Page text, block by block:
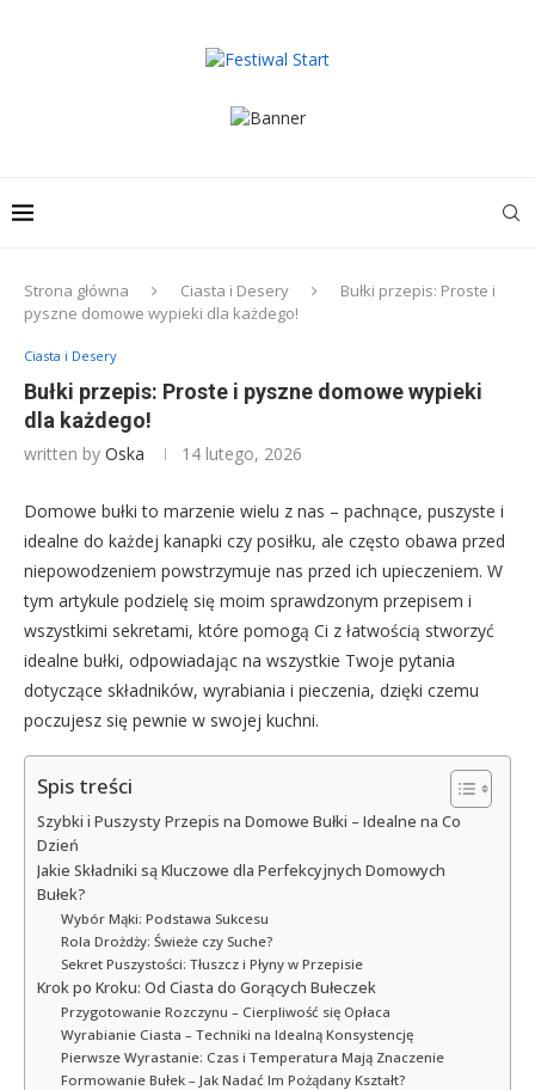
Strona główna Ciasta i Desery
Bułki przepis: Proste i
pyszne domowe wypieki dla każdego!
Ciasta i Desery
Bułki przepis: Proste i pyszne domowe wypieki
dla każdego!
written by Oska 14 lutego, 2026
Domowe bułki to marzenie wielu z nas – pachnące, puszyste i
idealne do każdej kanapki czy posiłku, ale często obawa przed
niepowodzeniem powstrzymuje nas przed ich upieczeniem. W
tym artykule podzielę się moim sprawdzonym przepisem i
wszystkimi sekretami, które pomogą Ci z łatwością stworzyć
idealne bułki, odpowiadając na wszystkie Twoje pytania
dotyczące składników, wyrabiania i pieczenia, dzięki czemu
poczujesz się pewnie w swojej kuchni.
Spis treści
Szybki i Puszysty Przepis na Domowe Bułki – Idealne na Co
Dzień
Jakie Składniki są Kluczowe dla Perfekcyjnych Domowych
Bułek?
Wybór Mąki: Podstawa Sukcesu
Rola Drożdży: Świeże czy Suche?
Sekret Puszystości: Tłuszcz i Płyny w Przepisie
Krok po Kroku: Od Ciasta do Gorących Bułeczek
Przygotowanie Rozczynu – Cierpliwość się Opłaca
Wyrabianie Ciasta – Techniki na Idealną Konsystencję
Pierwsze Wyrastanie: Czas i Temperatura Mają Znaczenie
Formowanie Bułek – Jak Nadać Im Pożądany Kształt?